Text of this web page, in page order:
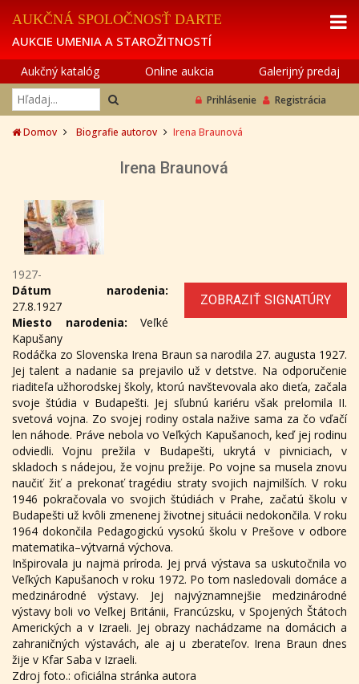
AUKČNÁ SPOLOČNOSŤ DARTE
AUKCIE UMENIA A STAROŽITNOSTÍ
Aukčný katalóg Online aukcia Galerijný predaj
Prihlásenie Registrácia
Domov Biografie autorov Irena Braunová
Irena Braunová
1927-
ZOBRAZIŤ SIGNATÚRY
Dátum narodenia:
27.8.1927
Miesto narodenia: Veľké
Kapušany
Rodáčka zo Slovenska Irena Braun sa narodila 27. augusta 1927.
Jej talent a nadanie sa prejavilo už v detstve. Na odporučenie
riaditeľa užhorodskej školy, ktorú navštevovala ako dieťa, začala
svoje štúdia v Budapešti. Jej sľubnú kariéru však prelomila II.
svetová vojna. Zo svojej rodiny ostala nažive sama za čo vďačí
len náhode. Práve nebola vo Veľkých Kapušanoch, keď jej rodinu
odviedli. Vojnu prežila v Budapešti, ukrytá v pivniciach, v
skladoch s nádejou, že vojnu prežije. Po vojne sa musela znovu
naučiť žiť a prekonať tragédiu straty svojich najmilších. V roku
1946 pokračovala vo svojich štúdiách v Prahe, začatú školu v
Budapešti už kvôli zmenenej životnej situácii nedokončila. V roku
1964 dokončila Pedagogickú vysokú školu v Prešove v odbore
matematika–výtvarná výchova.
Inšpirovala ju najmä príroda. Jej prvá výstava sa uskutočnila vo
Veľkých Kapušanoch v roku 1972. Po tom nasledovali domáce a
medzinárodné výstavy. Jej najvýznamnejšie medzinárodné
výstavy boli vo Veľkej Británii, Francúzsku, v Spojených Štátoch
Amerických a v Izraeli. Jej obrazy nachádzame na domácich a
zahraničných výstavách, ale aj u zberateľov. Irena Braun dnes
žije v Kfar Saba v Izraeli.
Zdroj foto.: oficiálna stránka autora